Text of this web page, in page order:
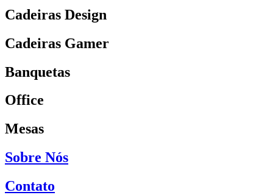
Cadeiras Design
Cadeiras Gamer
Banquetas
Office
Mesas
Sobre Nós
Contato